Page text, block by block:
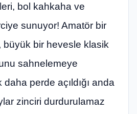
bol kahkaha ve
sunuyor! Amatör bir
büyük bir hevesle klasik
sahnelemeye
daha perde açıldığı anda
zinciri durdurulamaz